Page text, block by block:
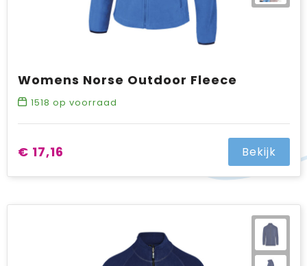
Womens Norse Outdoor Fleece
1518 op voorraad
€ 17,16 Bekijk